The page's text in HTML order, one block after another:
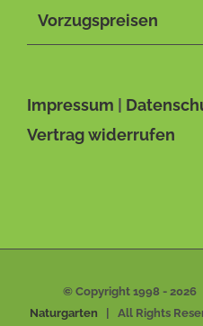
Vorzugspreisen
Impressum
Vertrag widerrufen
© Copyright 1998 - 2026
Naturgarten | All Rights